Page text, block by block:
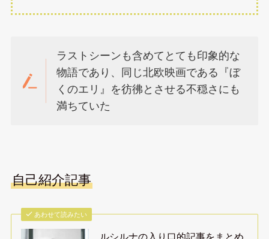
ラストシーンも含めてとても印象的な
物語であり、同じ北欧映画である『ぼ
くのエリ』を彷彿とさせる不穏さにも
満ちていた
自己紹介記事
あわせて読みたい
ルシルナの入り口的記事をまとめ